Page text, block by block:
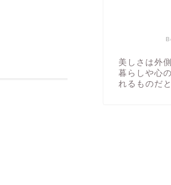
美しさは外
暮らしや心
れるものだ